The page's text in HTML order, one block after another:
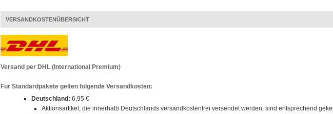
VERSANDKOSTENÜBERSICHT
Versand per DHL (International Premium)
Für Standardpakete gelten folgende Versandkosten:
Deutschland: 6,95 €
Aktionsartikel, die innerhalb Deutschlands versandkostenfrei versendet werden, sind entsprechend